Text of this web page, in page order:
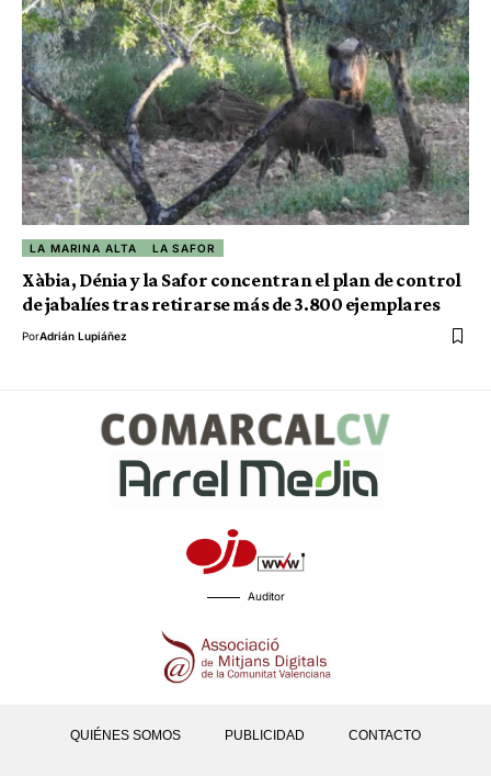
LA MARINA ALTA LA SAFOR
Xàbia, Dénia y la Safor concentran el plan de control
de jabalíes tras retirarse más de 3.800 ejemplares
PorAdrián Lupiáñez
Auditor
QUIÉNES SOMOS PUBLICIDAD CONTACTO